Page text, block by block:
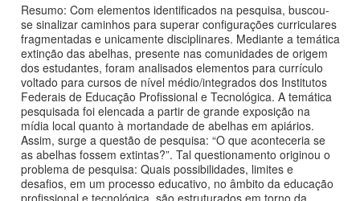
Resumo: Com elementos identificados na pesquisa, buscou-
se sinalizar caminhos para superar configurações curriculares
fragmentadas e unicamente disciplinares. Mediante a temática
extinção das abelhas, presente nas comunidades de origem
dos estudantes, foram analisados elementos para currículo
voltado para cursos de nível médio/integrados dos Institutos
Federais de Educação Profissional e Tecnológica. A temática
pesquisada foi elencada a partir de grande exposição na
mídia local quanto à mortandade de abelhas em apiários.
Assim, surge a questão de pesquisa: “O que aconteceria se
as abelhas fossem extintas?”. Tal questionamento originou o
problema de pesquisa: Quais possibilidades, limites e
desafios, em um processo educativo, no âmbito da educação
profissional e tecnológica, são estruturados em torno da